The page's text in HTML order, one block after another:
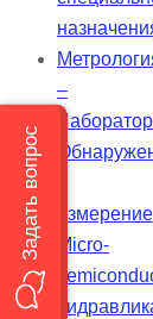
–
измерение
Micro-